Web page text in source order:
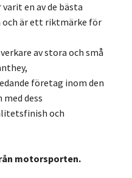
en av de bästa
och är ett riktmärke för
av stora och små
företag inom den
dess
och
motorsporten.